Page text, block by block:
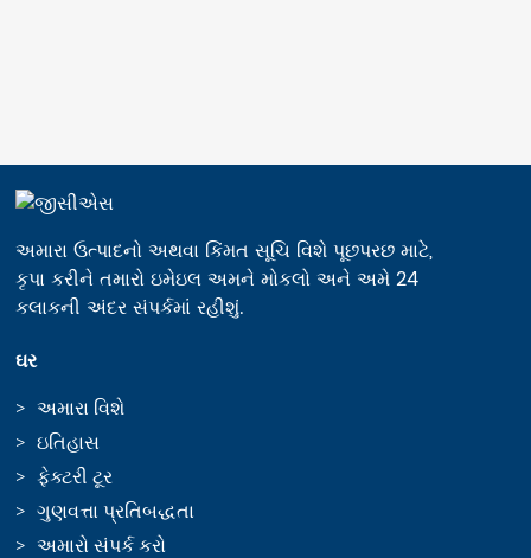
અમારા ઉત્પાદનો અથવા કિંમત સૂચિ વિશે પૂછપરછ માટે,
કૃપા કરીને તમારો ઇમેઇલ અમને મોકલો અને અમે 24
કલાકની અંદર સંપર્કમાં રહીશું.
ઘર
અમારા વિશે
ઇતિહાસ
ફેક્ટરી ટૂર
ગુણવત્તા પ્રતિબદ્ધતા
અમારો સંપર્ક કરો